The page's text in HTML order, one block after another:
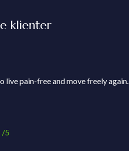
klienter
live pain-free and move freely again.
/5